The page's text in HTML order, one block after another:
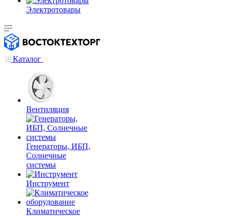
Электротовары
Каталог
Вентиляция
Генераторы, ИБП,
Солнечные
системы
Инструмент
Климатическое